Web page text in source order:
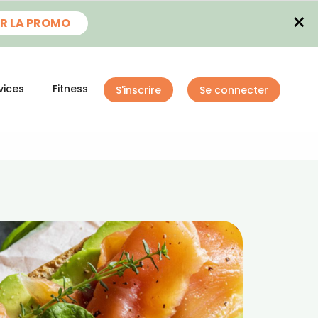
LA PROMO ×
Fitness S'inscrire Se connecter